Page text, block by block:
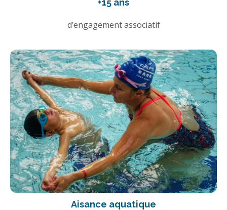
+15 ans
d’engagement associatif
Aisance aquatique